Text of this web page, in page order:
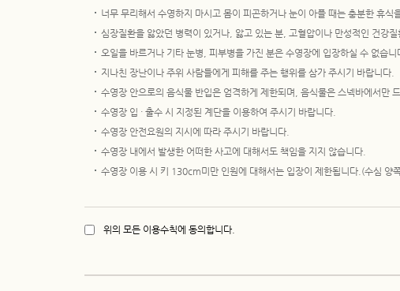
급여공제
- 현대ㆍ기아자동차 남양연구소 : 짐나지움/스포츠센터에서 정한 프로그램
- 명시되지 않은 종목 및 이용료의 변경이 있을때는 센터에서 별도 고시합니
- 회비(이용료)의 납부는 일시불 후납을 원칙으로 하며 납부일정 및 납부방
너무 무리해서 수영하지 마시고 몸이 피곤하거나 눈이 아플 때는 충분한 휴식
심장질환을 앓았던 병력이 있거나, 앓고 있는 분, 고혈압이나 만성적인 건강
오일을 바르거나 기타 눈병, 피부병을 가진 분은 수영장에 입장하실 수 없습니
지나친 장난이나 주위 사람들에게 피해를 주는 행위를 삼가 주시기 바랍니다.
수영장 안으로의 음식물 반입은 엄격하게 제한되며, 음식물은 스넥바에서만
수영장 입 · 출수 시 지정된 계단을 이용하여 주시기 바랍니다.
수영장 안전요원의 지시에 따라 주시기 바랍니다.
수영장 내에서 발생한 어떠한 사고에 대해서도 책임을 지지 않습니다.
수영장 이용 시 키 130cm미만 인원에 대해서는 입장이 제한됩니다.(수심
위의 모든 이용수칙에 동의합니다.